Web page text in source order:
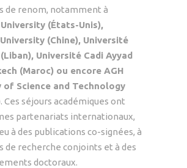
de renom, notamment à
(États-Unis),
(Chine), Université
Université Cadi Ayyad
(Maroc) ou encore AGH
of Science and Technology
. Ces séjours académiques ont
partenariats internationaux,
à des publications co-signées, à
de recherche conjoints et à des
doctoraux.